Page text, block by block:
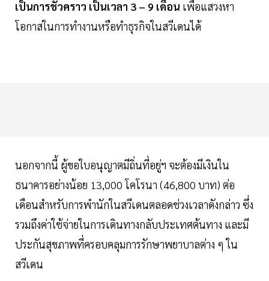
เป็นการชั่วคราว เป็นเวลา 3 – 9 เดือน เพื่อแสวงหา
โอกาสในการทํางานหรือทําธุรกิจในสวีเดนได้
นอกจากนี้ ผู้ขอใบอนุญาตมีถิ่นที่อยู่ฯ จะต้องมีเงินใน
ธนาคารอย่างน้อย 13,000 โคโรนา (46,800 บาท) ต่อ
เดือนสําหรับการพํานักในสวีเดนตลอดช่วงเวลาดังกล่าว ซึ่ง
รวมถึงค่าใช้จ่ายในการเดินทางกลับประเทศต้นทาง และมี
ประกันสุขภาพที่ครอบคลุมการรักษาพยาบาลต่าง ๆ ใน
สวีเดน